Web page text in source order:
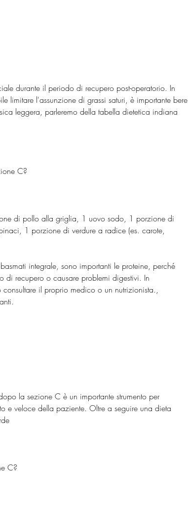
limitare l'assunzione di grassi saturi, è importante bere
leggera, parleremo della tabella dietetica indiana
C?
di pollo alla griglia, 1 uovo sodo, 1 porzione di
1 porzione di verdure a radice (es. carote,
integrale, sono importanti le proteine, perché
di recupero o causare problemi digestivi. In
il proprio medico o un nutrizionista.,
la sezione C è un importante strumento per
e veloce della paziente. Oltre a seguire una dieta
C?